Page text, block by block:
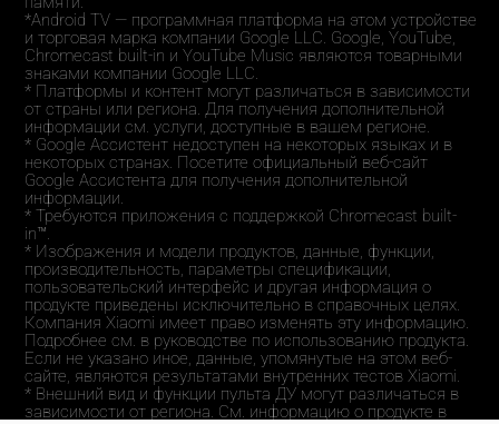
*Android TV — программная платформа на этом устройстве
и торговая марка компании Google LLC. Google, YouTube,
Chromecast built-in и YouTube Music являются товарными
знаками компании Google LLC.
* Платформы и контент могут различаться в зависимости
от страны или региона. Для получения дополнительной
информации см. услуги, доступные в вашем регионе.
* Google Ассистент недоступен на некоторых языках и в
некоторых странах. Посетите официальный веб-сайт
Google Ассистента для получения дополнительной
информации.
* Требуются приложения с поддержкой Chromecast built-
in™.
* Изображения и модели продуктов, данные, функции,
производительность, параметры спецификации,
пользовательский интерфейс и другая информация о
продукте приведены исключительно в справочных целях.
Компания Xiaomi имеет право изменять эту информацию.
Подробнее см. в руководстве по использованию продукта.
Если не указано иное, данные, упомянутые на этом веб-
сайте, являются результатами внутренних тестов Xiaomi.
* Внешний вид и функции пульта ДУ могут различаться в
зависимости от региона. См. информацию о продукте в